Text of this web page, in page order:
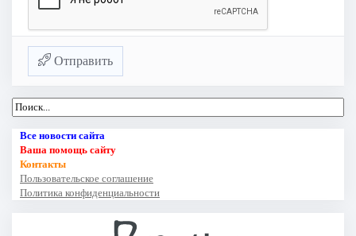
Отправить
Все новости сайта
Ваша помощь сайту
Контакты
Пользовательское соглашение
Политика конфиденциальности